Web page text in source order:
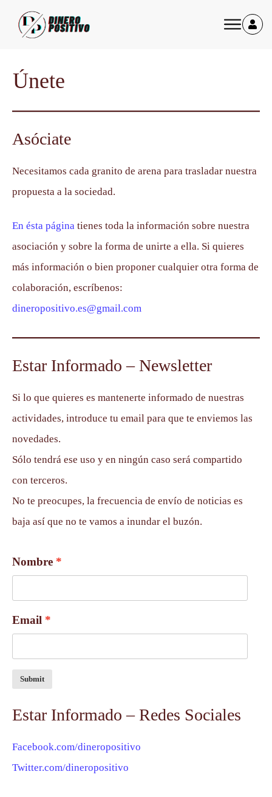
Únete
Asóciate
Necesitamos cada granito de arena para trasladar nuestra
propuesta a la sociedad.
En ésta página tienes toda la información sobre nuestra
asociación y sobre la forma de unirte a ella. Si quieres
más información o bien proponer cualquier otra forma de
colaboración, escríbenos:
dineropositivo.es@gmail.com
Estar Informado – Newsletter
Si lo que quieres es mantenerte informado de nuestras
actividades, introduce tu email para que te enviemos las
novedades.
Sólo tendrá ese uso y en ningún caso será compartido
con terceros.
No te preocupes, la frecuencia de envío de noticias es
baja así que no te vamos a inundar el buzón.
Nombre
Email
Submit
Estar Informado – Redes Sociales
Facebook.com/dineropositivo
Twitter.com/dineropositivo